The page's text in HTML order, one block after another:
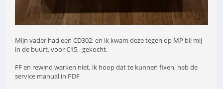
Mijn vader had een CD302, en ik kwam deze tegen op MP bij mij
in de buurt, voor €15,- gekocht.
FF en rewind werken niet, ik hoop dat te kunnen fixen, heb de
service manual in PDF